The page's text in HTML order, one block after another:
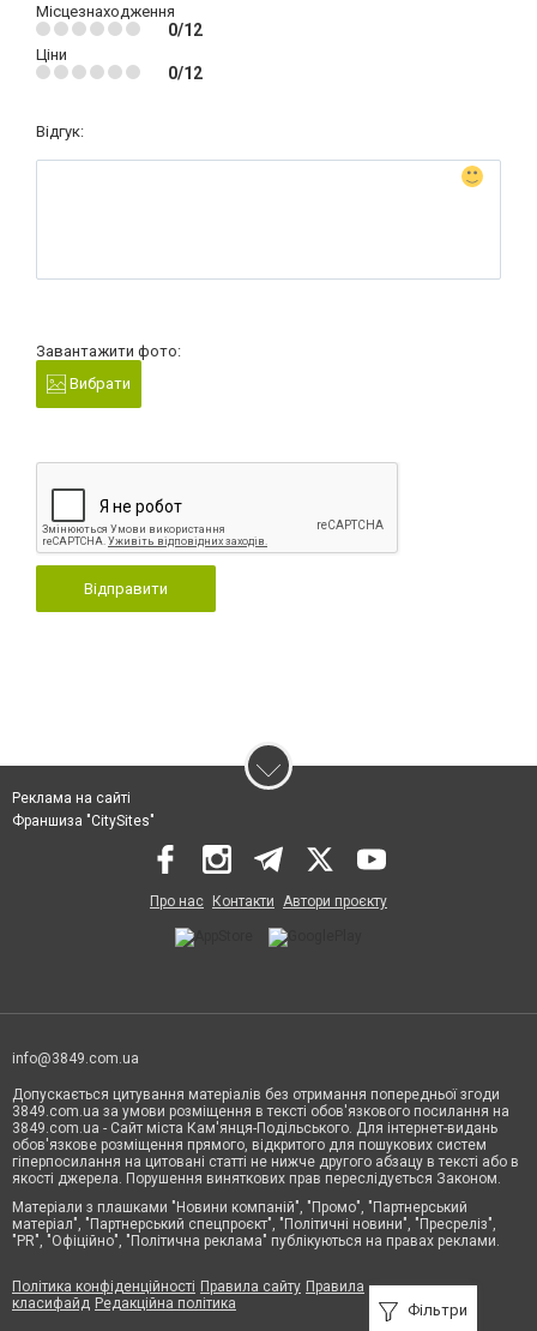
Місцезнаходження
0/12
Ціни
0/12
Відгук:
Завантажити фото:
Вибрати
Відправити
Фільтри
Реклама на сайті
Франшиза "CitySites"
Про нас Контакти Автори проєкту
info@3849.com.ua
Допускається цитування матеріалів без отримання попередньої згоди
3849.com.ua за умови розміщення в тексті обов'язкового посилання на
3849.com.ua - Сайт міста Кам'янця-Подільського. Для інтернет-видань
обов'язкове розміщення прямого, відкритого для пошукових систем
гіперпосилання на цитовані статті не нижче другого абзацу в тексті або в
якості джерела. Порушення виняткових прав переслідується Законом.
Матеріали з плашками "Новини компаній", "Промо", "Партнерський
матеріал", "Партнерський спецпроєкт", "Політичні новини", "Пресреліз",
"PR", "Офіційно", "Політична реклама" публікуються на правах реклами.
Політика конфіденційності Правила сайту Правила
класифайд Редакційна політика